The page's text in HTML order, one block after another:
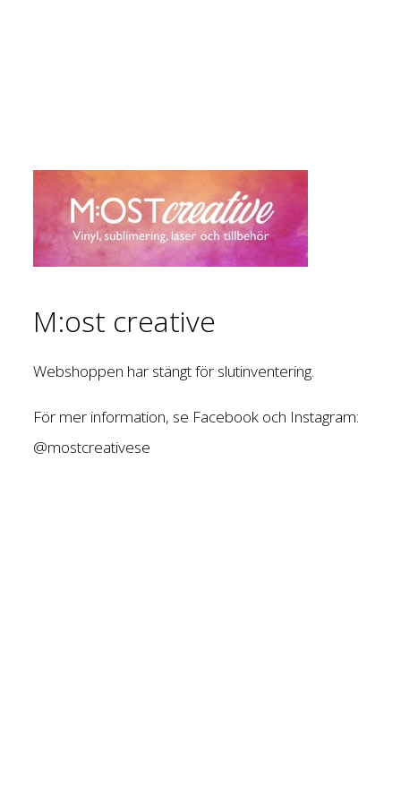
M:ost creative
Webshoppen har stängt för slutinventering.
För mer information, se Facebook och Instagram:
@mostcreativese